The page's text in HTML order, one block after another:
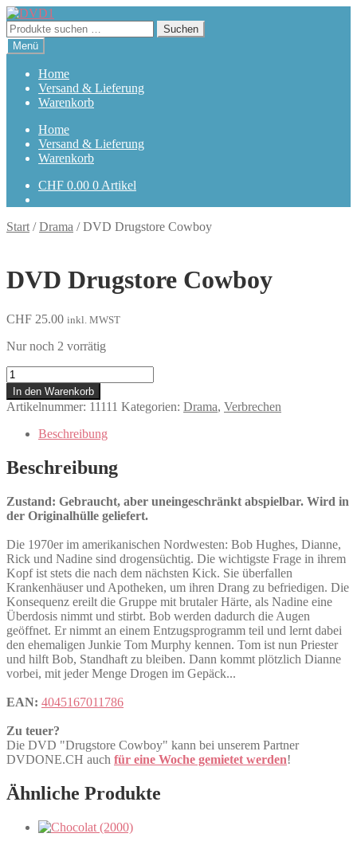
Zur
Navigation
springen
Zum
Inhalt
springen
Suchen
nach:
Suchen
Menü
Home
Versand & Lieferung
Warenkorb
Home
Versand & Lieferung
Warenkorb
CHF 0.00 0 Artikel
Start /Drama /DVD Drugstore Cowboy
DVD Drugstore Cowboy
CHF 25.00 inkl. MWST
Nur noch 2 vorrätig
Drugstore
Cowboy
Menge
In den Warenkorb
Artikelnummer: 11111 Kategorien: Drama, Verbrechen
Beschreibung
Beschreibung
Zustand: Gebraucht, aber uneingeschränkt abspielbar. Wird in
der Originalhülle geliefert.
Die 1970er im amerikanischen Nordwesten: Bob Hughes, Dianne,
Rick und Nadine sind drogensüchtig. Die wichtigste Frage in ihrem
Kopf ist stets die nach dem nächsten Kick. Sie überfallen
Krankenhäuser und Apotheken, um ihren Drang zu befriedigen. Die
Konsequenz ereilt die Gruppe mit brutaler Härte, als Nadine eine
Überdosis nimmt und stirbt. Bob werden dadurch die Augen
geöffnet. Er nimmt an einem Entzugsprogramm teil und lernt dabei
den ehemaligen Junkie Tom Murphy kennen. Tom ist nun Priester
und hilft Bob, Standhaft zu bleiben. Dann kommt plötzlich Dianne
vorbei, mit jeder Menge Drogen im Gepäck...
EAN: 4045167011786
Zu teuer?
Die DVD "Drugstore Cowboy" kann bei unserem Partner
DVDONE.CH auch für eine Woche gemietet werden!
Ähnliche Produkte